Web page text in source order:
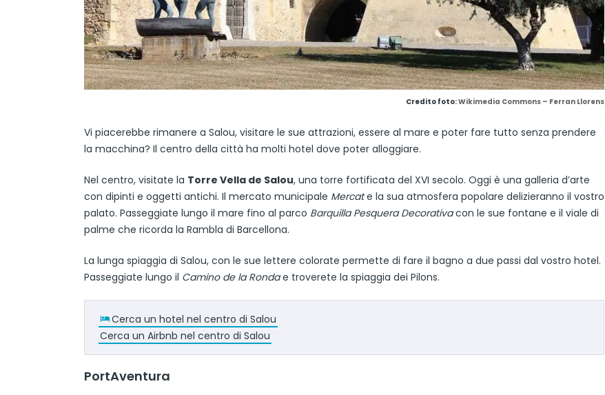
Credito foto:Wikimedia Commons – Ferran Llorens
Vi piacerebbe rimanere a Salou, visitare le sue attrazioni, essere al mare e poter fare tutto senza prendere
la macchina? Il centro della città ha molti hotel dove poter alloggiare.
Nel centro, visitate la Torre Vella de Salou, una torre fortificata del XVI secolo. Oggi è una galleria d’arte
con dipinti e oggetti antichi. Il mercato municipale Mercate la sua atmosfera popolare delizieranno il vostro
palato. Passeggiate lungo il mare fino al parco Barquilla Pesquera Decorativacon le sue fontane e il viale di
palme che ricorda la Rambla di Barcellona.
La lunga spiaggia di Salou, con le sue lettere colorate permette di fare il bagno a due passi dal vostro hotel.
Passeggiate lungo il Camino de la Rondae troverete la spiaggia dei Pilons.
Cerca un hotel nel centro di Salou
Cerca un Airbnb nel centro di Salou
PortAventura